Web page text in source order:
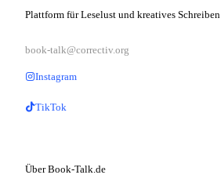
Plattform für Leselust und kreatives Schreiben
book-talk@correctiv.org
Instagram
TikTok
Über Book-Talk.de